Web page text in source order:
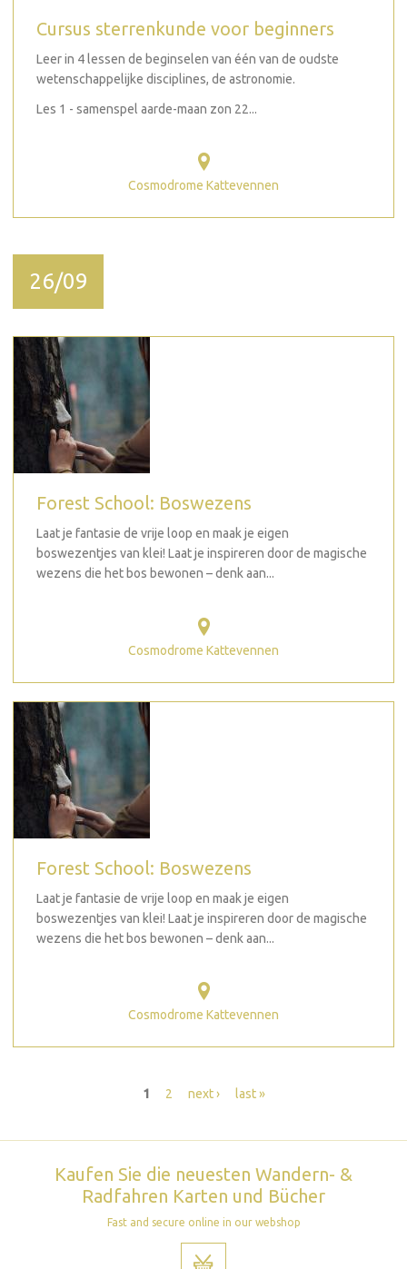
Cursus sterrenkunde voor beginners
Leer in 4 lessen de beginselen van één van de oudste
wetenschappelijke disciplines, de astronomie.
Les 1 - samenspel aarde-maan zon 22...
Cosmodrome Kattevennen
26/09
Forest School: Boswezens
Laat je fantasie de vrije loop en maak je eigen
boswezentjes van klei! Laat je inspireren door de magische
wezens die het bos bewonen – denk aan...
Cosmodrome Kattevennen
Forest School: Boswezens
Laat je fantasie de vrije loop en maak je eigen
boswezentjes van klei! Laat je inspireren door de magische
wezens die het bos bewonen – denk aan...
Cosmodrome Kattevennen
1 2 next › last »
Kaufen Sie die neuesten Wandern- &
Radfahren Karten und Bücher
Fast and secure online in our webshop